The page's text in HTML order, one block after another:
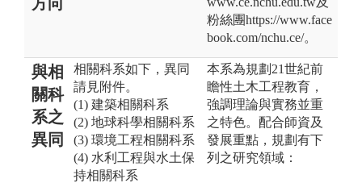
粉絲團https://www.face
book.com/nchu.ce/。
與相
關科
系之
異同
相關科系如下，異同
請見附件。
(1) 建築相關科系
(2) 地球科學相關科系
(3) 環境工程相關科系
(4) 水利工程與水土保
持相關科系
本系為規劃21世紀前
瞻性土木工程教育，
強調理論與實務並重
之特色。配合師資及
發展重點，規劃有下
列之研究領域：